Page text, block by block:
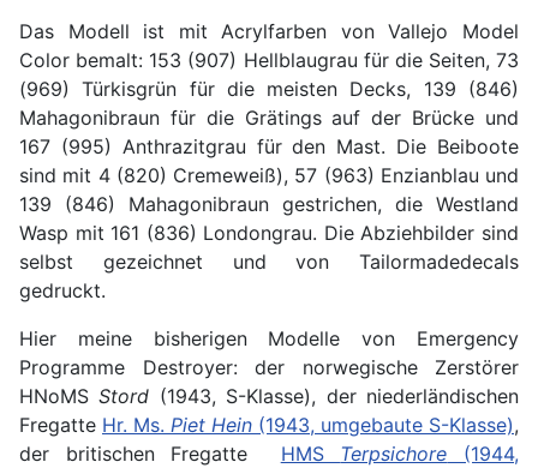
Das Modell ist mit Acrylfarben von Vallejo Model
Color bemalt: 153 (907) Hellblaugrau für die Seiten, 73
(969) Türkisgrün für die meisten Decks, 139 (846)
Mahagonibraun für die Grätings auf der Brücke und
167 (995) Anthrazitgrau für den Mast. Die Beiboote
sind mit 4 (820) Cremeweiß), 57 (963) Enzianblau und
139 (846) Mahagonibraun gestrichen, die Westland
Wasp mit 161 (836) Londongrau. Die Abziehbilder sind
selbst gezeichnet und von Tailormadedecals
gedruckt.
Hier meine bisherigen Modelle von Emergency
Programme Destroyer: der norwegische Zerstörer
HNoMSStord (1943, S-Klasse), der niederländischen
Fregatte Hr. Ms. Piet Hein (1943, umgebaute S-Klasse),
der britischen Fregatte HMS Terpsichore (1944,